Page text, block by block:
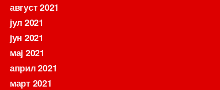
август 2021
јул 2021
јун 2021
мај 2021
април 2021
март 2021